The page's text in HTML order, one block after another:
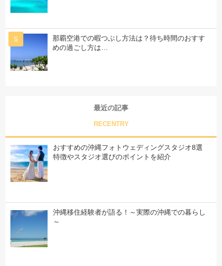
那覇空港での暇つぶし方法は？待ち時間のおすす
めの過ごし方は…
最近の記事
RECENTRY
おすすめの沖縄フォトウェディングスタジオ8選
特徴やスタジオ選びのポイントを紹介
沖縄移住経験者が語る！～実際の沖縄での暮らし
～